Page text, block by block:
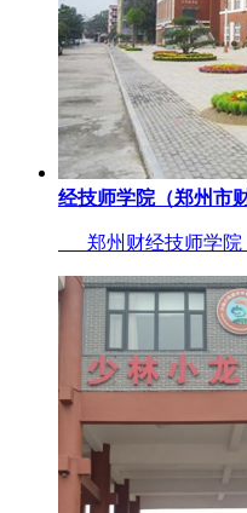
经技师学院（郑州市
郑州财经技师学院